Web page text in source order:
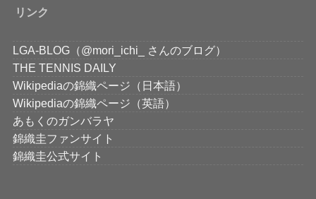
リンク
LGA-BLOG（@mori_ichi_ さんのブログ）
THE TENNIS DAILY
Wikipediaの錦織ページ（日本語）
Wikipediaの錦織ページ（英語）
あもくのガンバラヤ
錦織圭ファンサイト
錦織圭公式サイト